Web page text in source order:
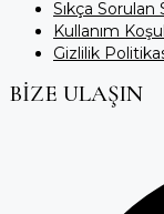
Sıkça Sorulan
Kullanım
Gizlilik
BİZE ULAŞIN